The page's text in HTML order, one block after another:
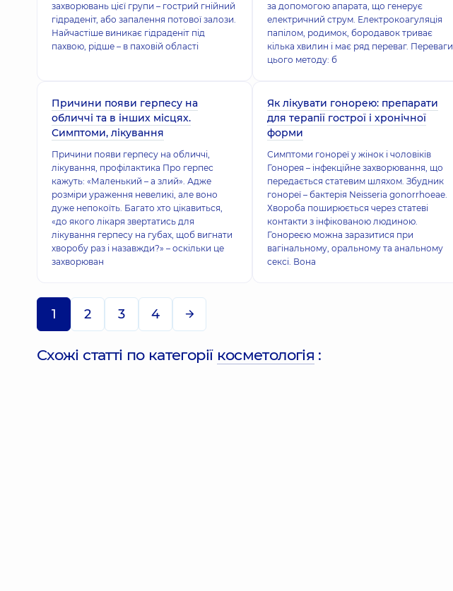
захворювань цієї групи – гострий гнійний
гідраденіт, або запалення потової залози.
Найчастіше виникає гідраденіт під
пахвою, рідше – в паховій області
за допомогою апарата, що генерує
електричний струм. Електрокоагуляція
папілом, родимок, бородавок триває
кілька хвилин і має ряд переваг. Переваги
цього методу: б
Причини появи герпесу на
обличчі та в інших місцях.
Симптоми, лікування
Причини появи герпесу на обличчі,
лікування, профілактика Про герпес
кажуть: «Маленький – а злий». Адже
розміри ураження невеликі, але воно
дуже непокоїть. Багато хто цікавиться,
«до якого лікаря звертатись для
лікування герпесу на губах, щоб вигнати
хворобу раз і назавжди?» – оскільки це
захворюван
Як лікувати гонорею: препарати
для терапії гострої і хронічної
форми
Симптоми гонореї у жінок і чоловіків
Гонорея – інфекційне захворювання, що
передається статевим шляхом. Збудник
гонореї – бактерія Neisseria gonorrhoeae.
Хвороба поширюється через статеві
контакти з інфікованою людиною.
Гонореєю можна заразитися при
вагінальному, оральному та анальному
сексі. Вона
1 2 3 4
Схожі статті по категорії косметологія :